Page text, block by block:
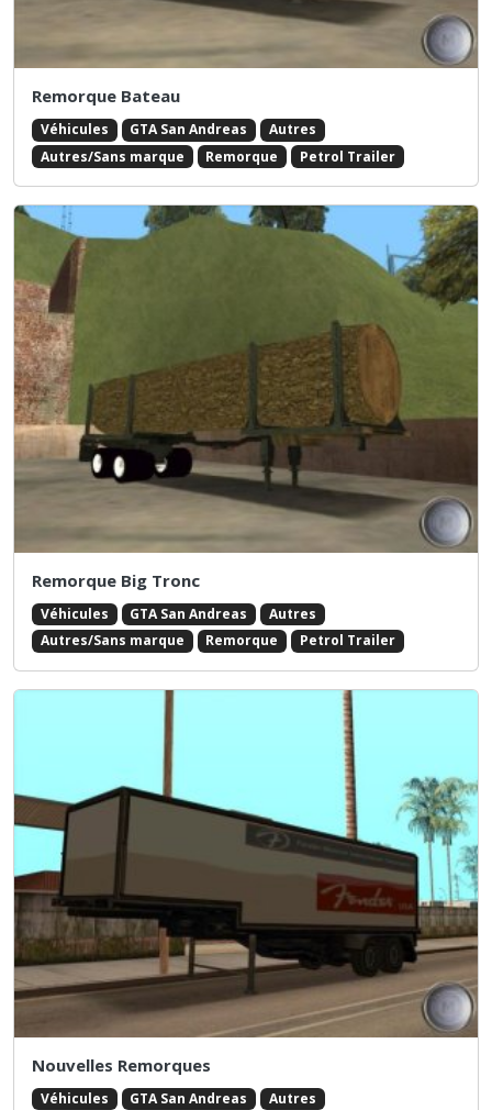
Remorque Bateau
Véhicules GTA San Andreas
Autres
Autres/Sans marque
Remorque Petrol Trailer
Remorque Big Tronc
Véhicules GTA San Andreas
Autres
Autres/Sans marque
Remorque Petrol Trailer
Nouvelles Remorques
Véhicules GTA San Andreas
Autres